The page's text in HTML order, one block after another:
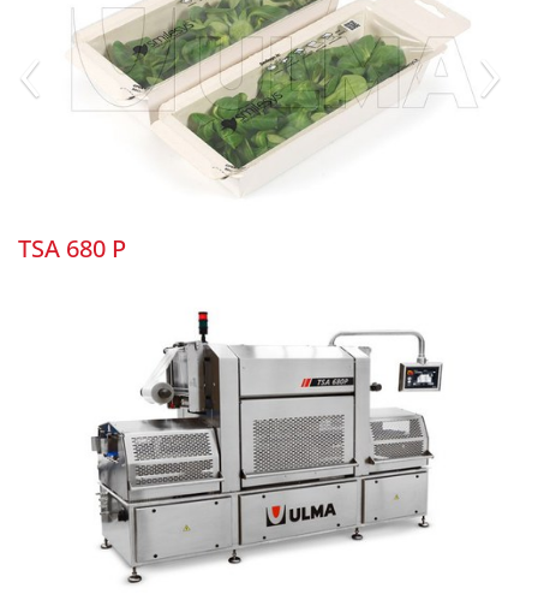
‹ ›
TSA 680 P